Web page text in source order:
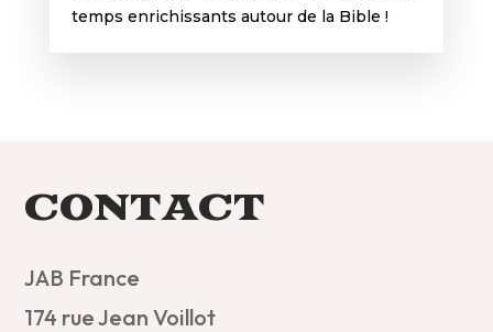
temps enrichissants autour de la Bible !
CONTACT
JAB France
174 rue Jean Voillot